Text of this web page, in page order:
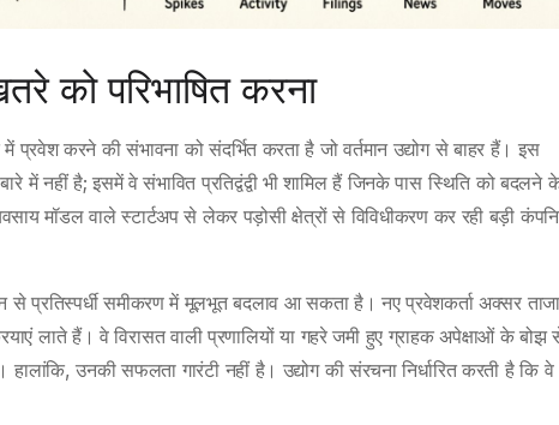
को परिभाषित करना
में प्रवेश करने की संभावना को संदर्भित करता है जो वर्तमान उद्योग से बाहर हैं। इस
में नहीं है; इसमें वे संभावित प्रतिद्वंद्वी भी शामिल हैं जिनके पास स्थिति को बदलने
मॉडल वाले स्टार्टअप से लेकर पड़ोसी क्षेत्रों से विविधीकरण कर रही बड़ी
प्रतिस्पर्धी समीकरण में मूलभूत बदलाव आ सकता है। नए प्रवेशकर्ता अक्सर ताजा
लाते हैं। वे विरासत वाली प्रणालियों या गहरे जमी हुए ग्राहक अपेक्षाओं के
उनकी सफलता गारंटी नहीं है। उद्योग की संरचना निर्धारित करती है कि वे